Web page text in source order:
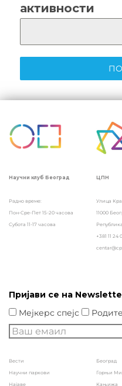
активности
Научни клуб Београд
Радно време:
Пон-Сре-Пет 15-20 часова
Субота 11-17 часова
ЦПН
Улица
11000
+381 11 24
Пријави се на
Мејкерс спејс
Вести
Научни паркови
Најаве
Београд
Горњи
Кањижа